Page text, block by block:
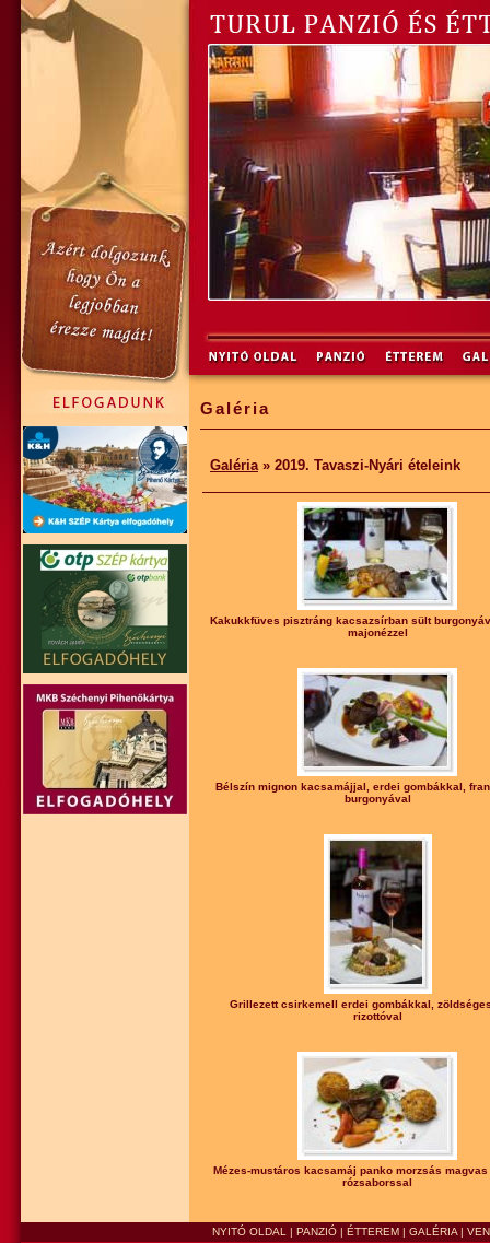
Galéria
Galéria» 2019. Tavaszi-Nyári ételeink
Kakukkfüves pisztráng kacsazsírban sült
majonézzel
Bélszín mignon kacsamájjal, erdei gombákkal,
burgonyával
Grillezett csirkemell erdei gombákkal,
rizottóval
Mézes-mustáros kacsamáj panko morzsás
rózsaborssal
NYITÓ OLDAL | PANZIÓ| ÉTTEREM| GALÉRIA|